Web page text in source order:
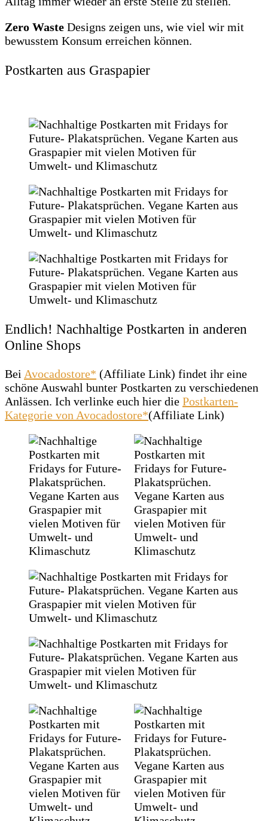
Zero Waste Designs zeigen uns, wie viel wir mit
bewusstem Konsum erreichen können.
Postkarten aus Graspapier
Endlich! Nachhaltige Postkarten in anderen
Online Shops
Bei Avocadostore* (Affiliate Link) findet ihr eine
schöne Auswahl bunter Postkarten zu verschiedenen
Anlässen. Ich verlinke euch hier die Postkarten-
Kategorie von Avocadostore*(Affiliate Link)